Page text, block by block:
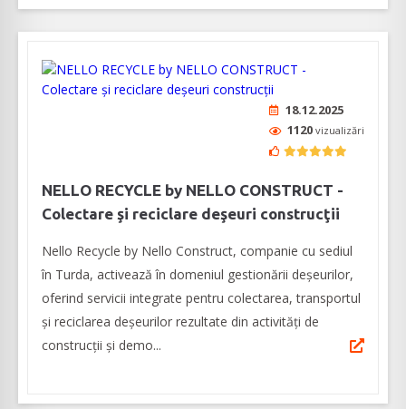
18.12.2025
1120 vizualizări
NELLO RECYCLE by NELLO CONSTRUCT -
Colectare şi reciclare deşeuri construcţii
Nello Recycle by Nello Construct, companie cu sediul
în Turda, activează în domeniul gestionării deșeurilor,
oferind servicii integrate pentru colectarea, transportul
și reciclarea deșeurilor rezultate din activități de
construcții și demo...